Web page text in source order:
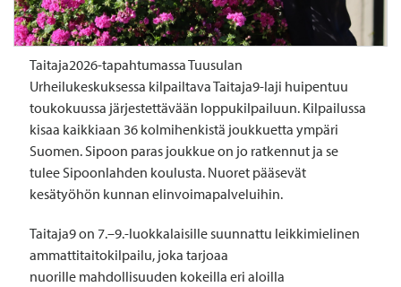
Taitaja2026-tapahtumassa Tuusulan
Urheilukeskuksessa kilpailtava Taitaja9-laji huipentuu
toukokuussa järjestettävään loppukilpailuun. Kilpailussa
kisaa kaikkiaan 36 kolmihenkistä joukkuetta ympäri
Suomen. Sipoon paras joukkue on jo ratkennut ja se
tulee Sipoonlahden koulusta. Nuoret pääsevät
kesätyöhön kunnan elinvoimapalveluihin.
Taitaja9 on 7.–9.-luokkalaisille suunnattu leikkimielinen
ammattitaitokilpailu, joka tarjoaa
nuorille mahdollisuuden kokeilla eri aloilla